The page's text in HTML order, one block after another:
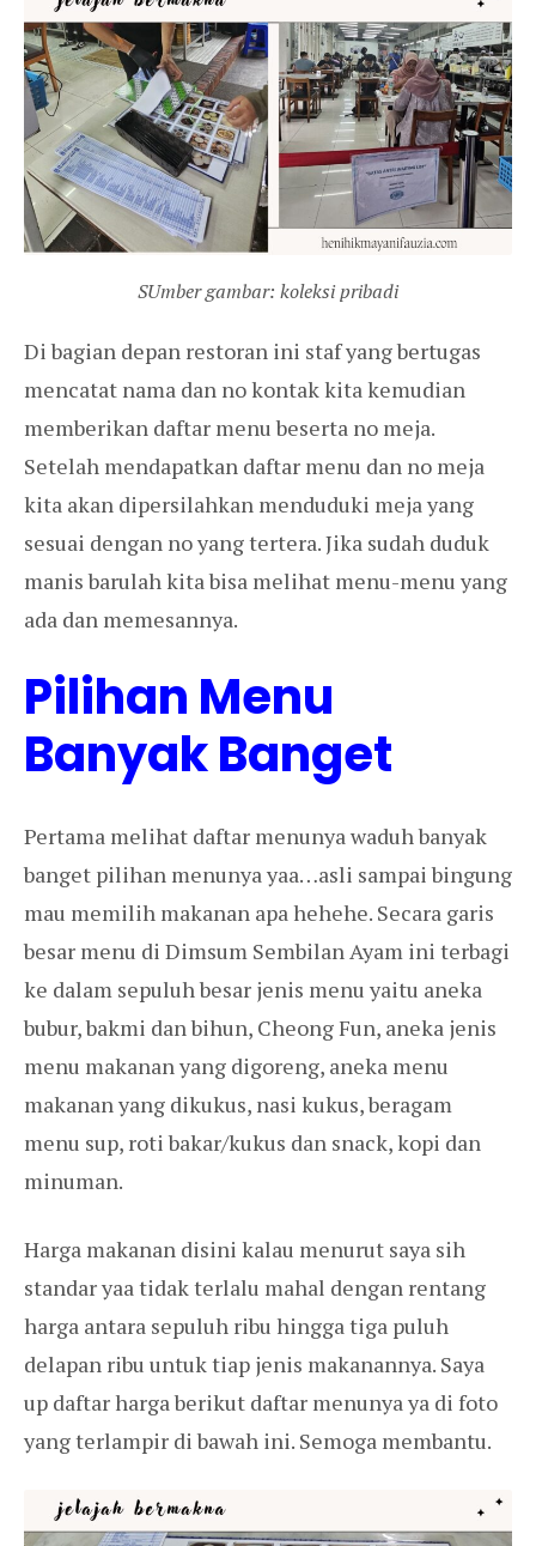
SUmber gambar: koleksi pribadi
Di bagian depan restoran ini staf yang bertugas
mencatat nama dan no kontak kita kemudian
memberikan daftar menu beserta no meja.
Setelah mendapatkan daftar menu dan no meja
kita akan dipersilahkan menduduki meja yang
sesuai dengan no yang tertera. Jika sudah duduk
manis barulah kita bisa melihat menu-menu yang
ada dan memesannya.
Pilihan Menu
Banyak Banget
Pertama melihat daftar menunya waduh banyak
banget pilihan menunya yaa…asli sampai bingung
mau memilih makanan apa hehehe. Secara garis
besar menu di Dimsum Sembilan Ayam ini terbagi
ke dalam sepuluh besar jenis menu yaitu aneka
bubur, bakmi dan bihun, Cheong Fun, aneka jenis
menu makanan yang digoreng, aneka menu
makanan yang dikukus, nasi kukus, beragam
menu sup, roti bakar/kukus dan snack, kopi dan
minuman.
Harga makanan disini kalau menurut saya sih
standar yaa tidak terlalu mahal dengan rentang
harga antara sepuluh ribu hingga tiga puluh
delapan ribu untuk tiap jenis makanannya. Saya
up daftar harga berikut daftar menunya ya di foto
yang terlampir di bawah ini. Semoga membantu.